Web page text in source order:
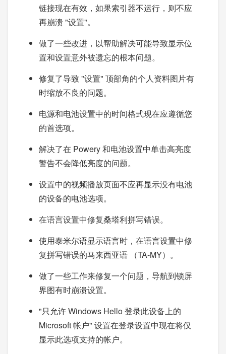
链接现在有效，如果索引器不运行，则不应
再崩溃 "设置"。
做了一些改进，以帮助解决可能导致显示位
置和设置意外被遗忘的根本问题。
修复了导致 "设置" 顶部角的个人资料图片有
时缩放不良的问题。
电源和电池设置中的时间格式现在应遵循您
的首选项。
解决了在 Powery 和电池设置中单击高亮度
警告不会降低亮度的问题。
设置中的视频播放页面不应再显示没有电池
的设备的电池选项。
在语言设置中修复桑塔利拼写错误。
使用泰米尔语显示语言时，在语言设置中修
复拼写错误的马来西亚语 （TA-MY）。
做了一些工作来修复一个问题，导航到锁屏
界图有时崩溃设置。
"只允许 Windows Hello 登录此设备上的
Microsoft 帐户" 设置在登录设置中现在将仅
显示此选项支持的帐户。